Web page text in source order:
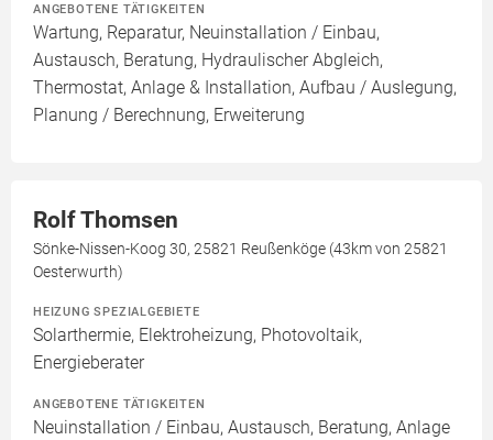
ANGEBOTENE TÄTIGKEITEN
Wartung, Reparatur, Neuinstallation / Einbau,
Austausch, Beratung, Hydraulischer Abgleich,
Thermostat, Anlage & Installation, Aufbau / Auslegung,
Planung / Berechnung, Erweiterung
Rolf Thomsen
Sönke-Nissen-Koog 30, 25821 Reußenköge (43km von 25821
Oesterwurth)
HEIZUNG SPEZIALGEBIETE
Solarthermie, Elektroheizung, Photovoltaik,
Energieberater
ANGEBOTENE TÄTIGKEITEN
Neuinstallation / Einbau, Austausch, Beratung, Anlage